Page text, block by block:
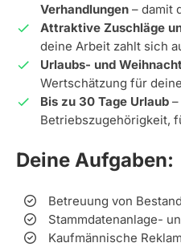
Verhandlungen – damit
Attraktive Zuschläge
deine Arbeit zahlt sich
Urlaubs- und
Wertschätzung für
Bis zu 30 Tage Urlaub
Betriebszugehörigkeit,
Deine Aufgaben:
Betreuung von
Stammdatenanlage-
Kaufmännische